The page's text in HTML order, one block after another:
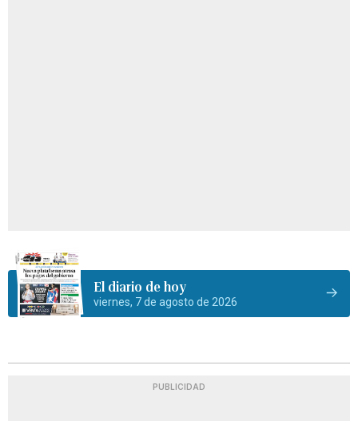
El diario de hoy
viernes, 7 de agosto de 2026
PUBLICIDAD